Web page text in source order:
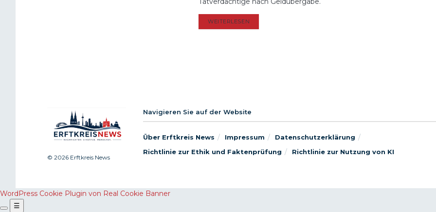
WEITERLESEN
© 2026 Erftkreis News
Navigieren Sie auf der Website
Über Erftkreis News Impressum
Datenschutzerklärung
Richtlinie zur Ethik und Faktenprüfung
Richtlinie zur Nutzung von KI
WordPress Cookie Plugin von Real Cookie Banner
☰